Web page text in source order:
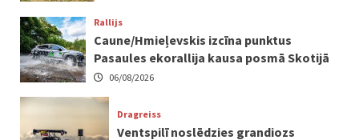
Rallijs
Caune/Hmieļevskis izcīna punktus
Pasaules ekorallija kausa posmā Skotijā
06/08/2026
Dragreiss
Ventspilī noslēdzies grandiozs